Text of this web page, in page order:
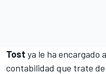
Tost ya le ha encargado
contabilidad que trate